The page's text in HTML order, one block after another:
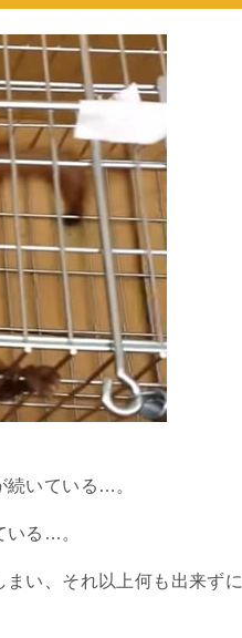
続いている…。
いる…。
い、それ以上何も出来ずに